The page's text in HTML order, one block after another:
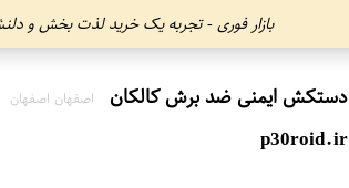
بازار فوری - تجربه یک خرید لذت بخش و
دستکش ایمنی ضد برش کالکان اصفهان اصفهان
p30roid.ir